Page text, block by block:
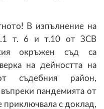
В изпълнение на
т. 6 и т.10 от ЗСВ
окръжен съд са
на дейността на
съдебния район,
пандемията от
приключвала с доклад,